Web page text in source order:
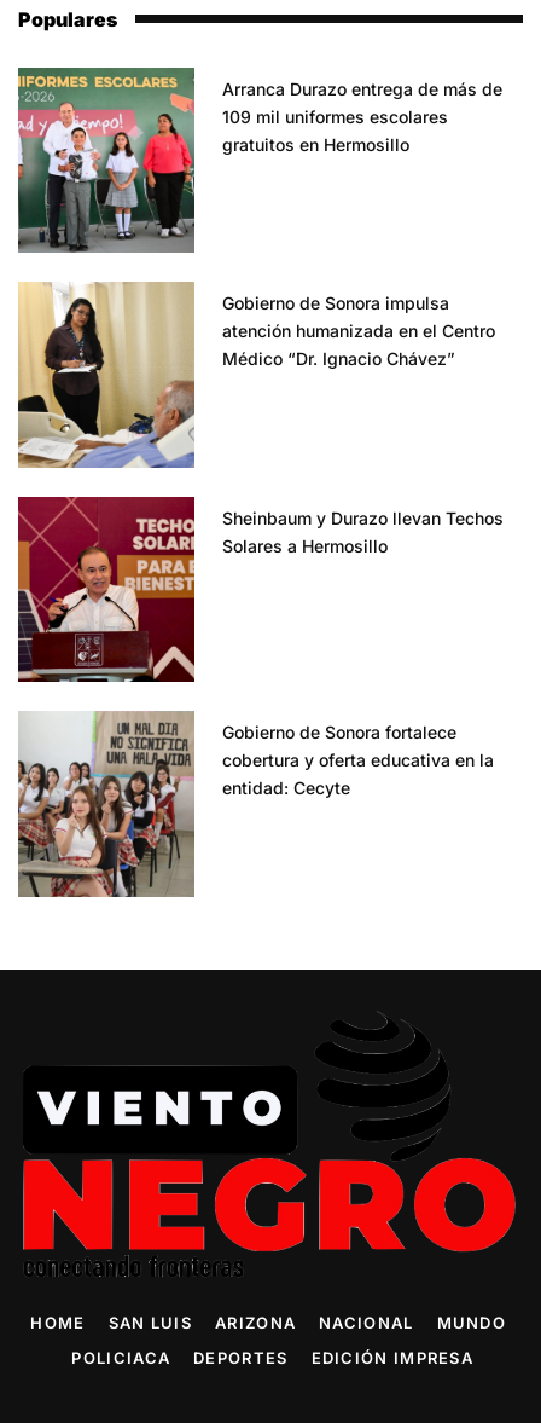
Populares
Arranca Durazo entrega de más de
109 mil uniformes escolares
gratuitos en Hermosillo
Gobierno de Sonora impulsa
atención humanizada en el Centro
Médico “Dr. Ignacio Chávez”
Sheinbaum y Durazo llevan Techos
Solares a Hermosillo
Gobierno de Sonora fortalece
cobertura y oferta educativa en la
entidad: Cecyte
HOME SAN LUIS ARIZONA NACIONAL
MUNDO
POLICIACA
DEPORTES EDICIÓN IMPRESA